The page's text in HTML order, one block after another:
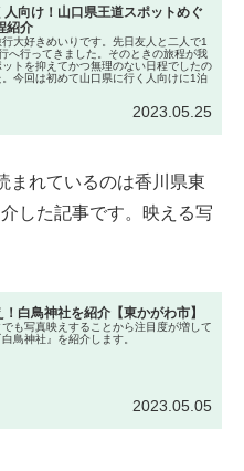
人向け！山口県王道スポットめぐ
紹介
大好きめいりです。先日友人と二人で1
へ行ってきました。そのときの旅程が我
トを抑えてかつ無理のない日程でしたの
今回は初めて山口県に行く人向けに1泊
2023.05.25
まれているのは香川県東
した記事です。映える写
白鳥神社を紹介【東かがわ市】
も写真映えすることから注目度が増して
鳥神社』を紹介します。
2023.05.05